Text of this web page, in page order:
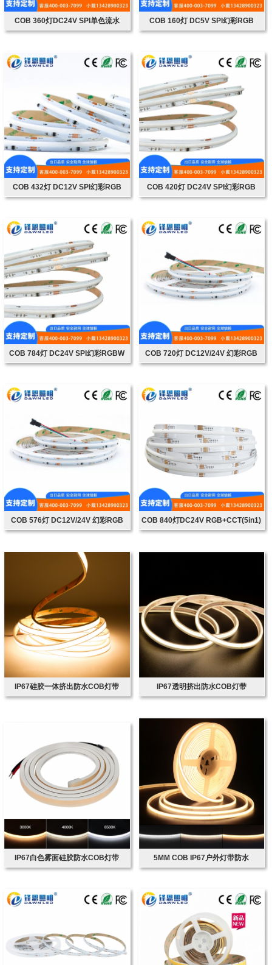
COB 360灯DC24V SPI单色流水 COB 160灯 DC5V SPI幻彩RGB
COB 432灯 DC12V SPI幻彩RGB COB 420灯 DC24V SPI幻彩RGB
COB 784灯 DC24V SPI幻彩RGBW COB 720灯 DC12V/24V 幻彩RGB
COB 576灯 DC12V/24V 幻彩RGB COB 840灯DC24V RGB+CCT(5in1)
IP67硅胶一体挤出防水COB灯带 IP67透明挤出防水COB灯带
IP67白色雾面硅胶防水COB灯带 5MM COB IP67户外灯带防水